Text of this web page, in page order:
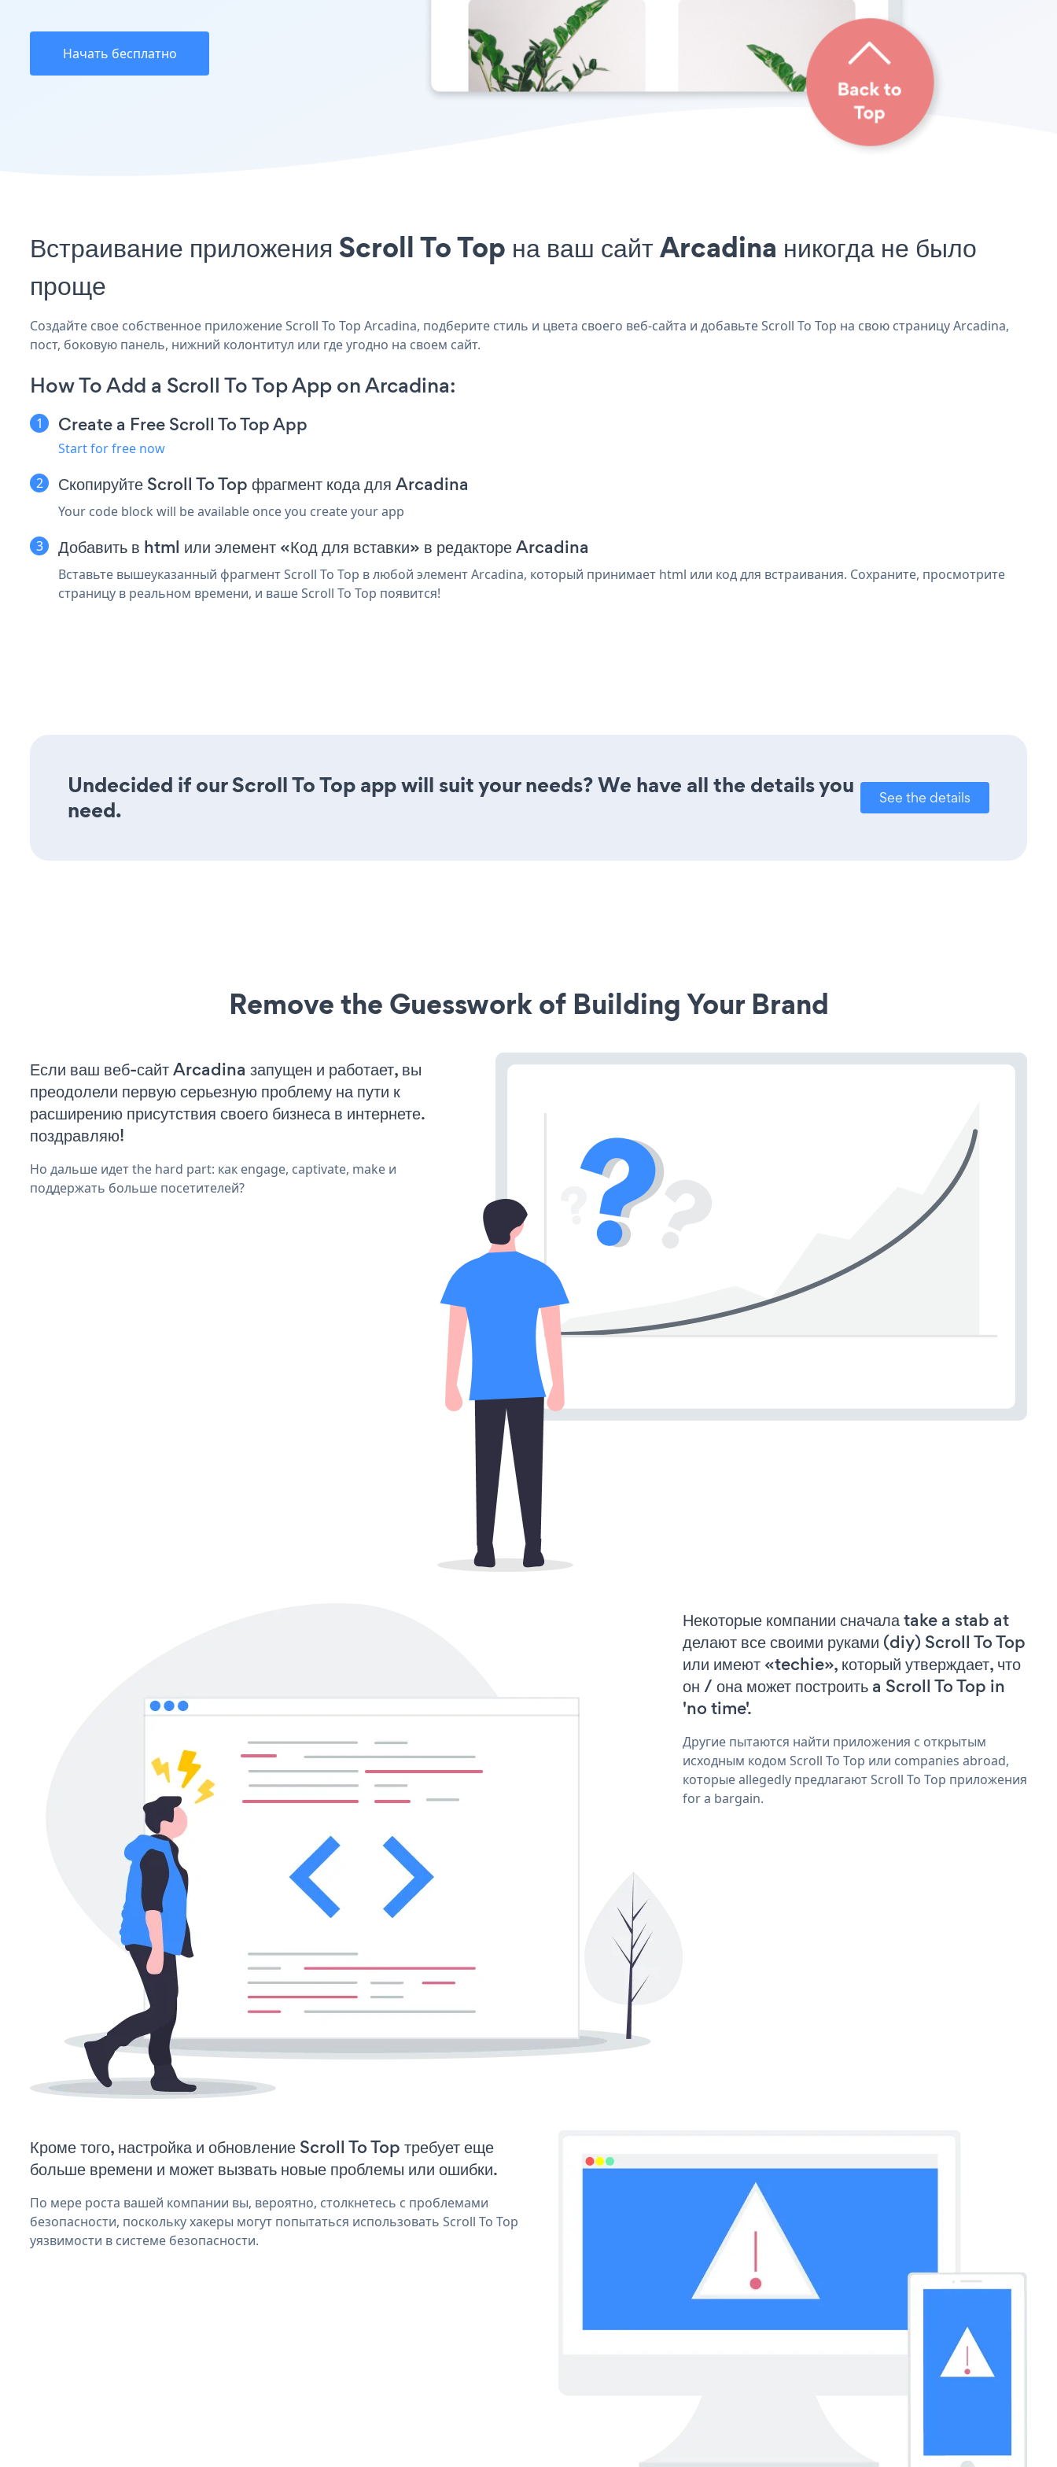
Начать бесплатно
Встраивание приложения Scroll To Top на ваш сайт Arcadina никогда не было
проще
Создайте свое собственное приложение Scroll To Top Arcadina, подберите стиль и цвета своего веб-сайта и добавьте Scroll To Top на свою страницу Arcadina,
пост, боковую панель, нижний колонтитул или где угодно на своем сайт.
How To Add a Scroll To Top App on Arcadina:
Create a Free Scroll To Top App
Start for free now
Скопируйте Scroll To Top фрагмент кода для Arcadina
Your code block will be available once you create your app
Добавить в html или элемент «Код для вставки» в редакторе Arcadina
Вставьте вышеуказанный фрагмент Scroll To Top в любой элемент Arcadina, который принимает html или код для встраивания. Сохраните, просмотрите
страницу в реальном времени, и ваше Scroll To Top появится!
Undecided if our Scroll To Top app will suit your needs? We have all the details you
need.
See the details
Remove the Guesswork of Building Your Brand
Если ваш веб-сайт Arcadina запущен и работает, вы
преодолели первую серьезную проблему на пути к
расширению присутствия своего бизнеса в интернете.
поздравляю!
Но дальше идет the hard part: как engage, captivate, make и
поддержать больше посетителей?
Некоторые компании сначала take a stab at
делают все своими руками (diy) Scroll To Top
или имеют «techie», который утверждает, что
он / она может построить a Scroll To Top in
'no time'.
Другие пытаются найти приложения с открытым
исходным кодом Scroll To Top или companies abroad,
которые allegedly предлагают Scroll To Top приложения
for a bargain.
Кроме того, настройка и обновление Scroll To Top требует еще
больше времени и может вызвать новые проблемы или ошибки.
По мере роста вашей компании вы, вероятно, столкнетесь с проблемами
безопасности, поскольку хакеры могут попытаться использовать Scroll To Top
уязвимости в системе безопасности.